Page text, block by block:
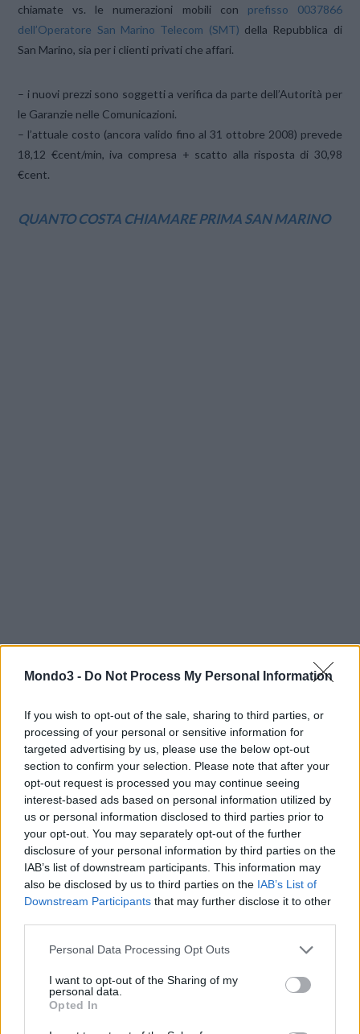
Mondo3 - Do Not Process My Personal Information
If you wish to opt-out of the sale, sharing to third parties, or
processing of your personal or sensitive information for
targeted advertising by us, please use the below opt-out
section to confirm your selection. Please note that after your
opt-out request is processed you may continue seeing
interest-based ads based on personal information utilized by
us or personal information disclosed to third parties prior to
your opt-out. You may separately opt-out of the further
disclosure of your personal information by third parties on the
IAB’s list of downstream participants. This information may
also be disclosed by us to third parties on the IAB’s List of
Downstream Participants that may further disclose it to other
Personal Data Processing Opt Outs
I want to opt-out of the Sharing of my
personal data.
Opted In
chiamate vs. le numerazioni mobili con prefisso 0037866
dell’Operatore San Marino Telecom (SMT) della Repubblica di
San Marino, sia per i clienti privati che affari.
– i nuovi prezzi sono soggetti a verifica da parte dell’Autorità per
le Garanzie nelle Comunicazioni.
– l’attuale costo (ancora valido fino al 31 ottobre 2008) prevede
18,12 €cent/min, iva compresa + scatto alla risposta di 30,98
€cent.
QUANTO COSTA CHIAMARE PRIMA SAN MARINO
Chiamate verso i cellulari SMT:15,73 €cent/min (=13,11+iva).
(tariffazione a secondi, scatto alla risposta di 7,87 €cent
(=6,56+iva); fascia unica 0.00-24.00).
CONDIVIDI QUESTO ARTICOLO:
E-mail LinkedIn Facebook
X Mastodon Telegram
WhatsApp Stampa Altro
LE MIGLIORI OFFERTE AMAZON